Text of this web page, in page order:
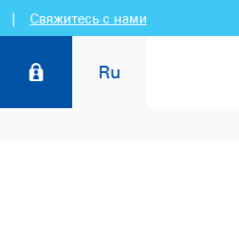
| Свяжитесь с нами
Ru